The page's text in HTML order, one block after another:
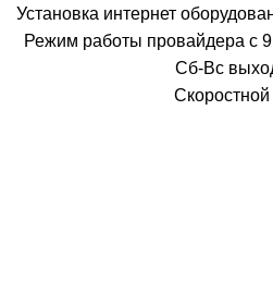
Установка интернет
Режим работы провайдера с
Сб-Вс